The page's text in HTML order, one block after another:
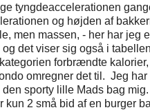
tyngdeaccelerationen
og højden af
men massen, - her har jeg
det viser sig også i
forbrændte
omregner det til. Jeg
sporty lille Mads bag
kun 2 små bid af en burger